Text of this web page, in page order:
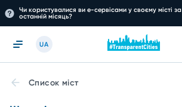
Чи користувалися ви е-сервісами у своєму місті за
останній місяць?
UA
Список міст